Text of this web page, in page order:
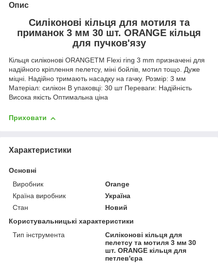
Опис
Силіконові кільця для мотиля та
приманок 3 мм 30 шт. ORANGE кільця
для пучков'язу
Кільця силіконові ORANGETM Flexi ring 3 mm призначені для
надійного кріплення пелетсу, міні бойлів, мотил тощо. Дуже
міцні. Надійно тримають насадку на гачку. Розмір: 3 мм
Матеріал: силікон В упаковці: 30 шт Переваги: Надійність
Висока якість Оптимальна ціна
Приховати
Характеристики
Основні
Виробник
Orange
Країна виробник
Україна
Стан
Новий
Користувальницькі характеристики
Тип інструмента
Силіконові кільця для
пелетсу та мотиля 3 мм 30
шт. ORANGE кільця для
петлев'єра